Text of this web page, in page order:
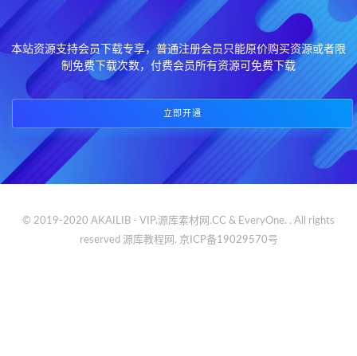
本站资源支持会员下载专享，普通注册会员只能原价购买资源或者限
制免费下载次数，付费会员所有资源可免费下载
立即开通
© 2019-2020 AKAILIB - VIP.源库素材网.CC & EveryOne. . All rights
reserved 源库教程网. 京ICP备19029570号